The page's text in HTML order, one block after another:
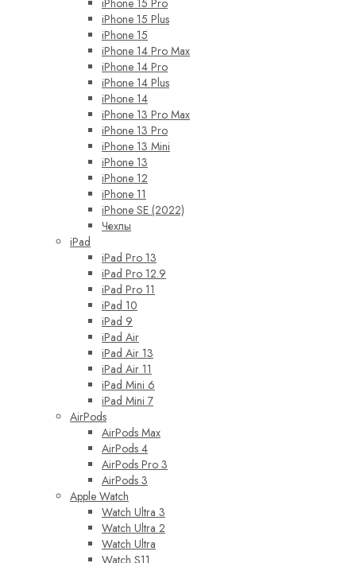
iPhone 15 Pro
iPhone 15 Plus
iPhone 15
iPhone 14 Pro Max
iPhone 14 Pro
iPhone 14 Plus
iPhone 14
iPhone 13 Pro Max
iPhone 13 Pro
iPhone 13 Mini
iPhone 13
iPhone 12
iPhone 11
iPhone SE (2022)
Чехлы
iPad
iPad Pro 13
iPad Pro 12.9
iPad Pro 11
iPad 10
iPad 9
iPad Air
iPad Air 13
iPad Air 11
iPad Mini 6
iPad Mini 7
AirPods
AirPods Max
AirPods 4
AirPods Pro 3
AirPods 3
Apple Watch
Watch Ultra 3
Watch Ultra 2
Watch Ultra